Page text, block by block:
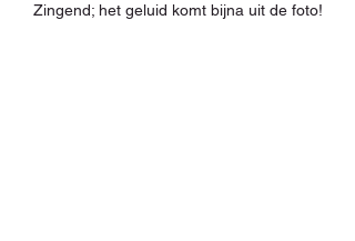
Zingend; het geluid komt bijna uit de foto!